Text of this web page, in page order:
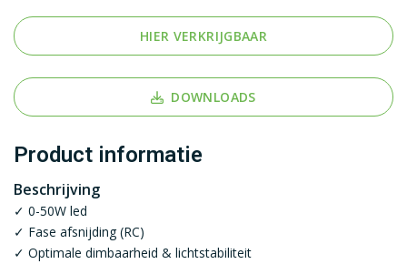
HIER VERKRIJGBAAR
DOWNLOADS
Product informatie
Beschrijving
✓ 0-50W led
✓ Fase afsnijding (RC)
✓ Optimale dimbaarheid & lichtstabiliteit